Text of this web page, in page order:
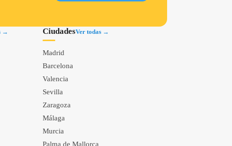
→ CiudadesVer todas →
Madrid
Barcelona
Valencia
Sevilla
Zaragoza
Málaga
Murcia
Palma de Mallorca